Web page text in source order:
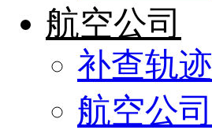
航空公司
补查轨迹
航空公司